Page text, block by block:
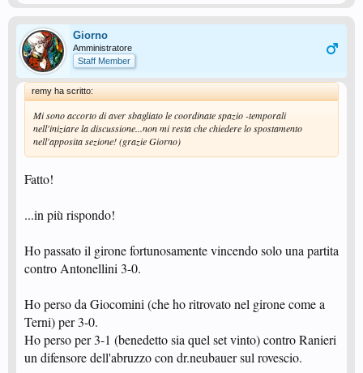
Giorno
Amministratore
Staff Member
remy ha scritto:
Mi sono accorto di aver sbagliato le coordinate spazio -temporali
nell'iniziare la discussione...non mi resta che chiedere lo spostamento
nell'apposita sezione! (grazie Giorno)
Fatto!
...in più rispondo!
Ho passato il girone fortunosamente vincendo solo una partita
contro Antonellini 3-0.
Ho perso da Giocomini (che ho ritrovato nel girone come a
Terni) per 3-0.
Ho perso per 3-1 (benedetto sia quel set vinto) contro Ranieri
un difensore dell'abruzzo con dr.neubauer sul rovescio.